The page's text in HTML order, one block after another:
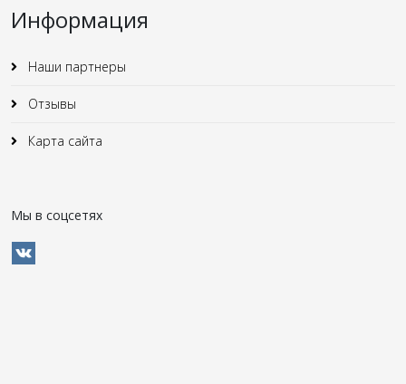
Информация
Наши партнеры
Отзывы
Карта сайта
Мы в соцсетях